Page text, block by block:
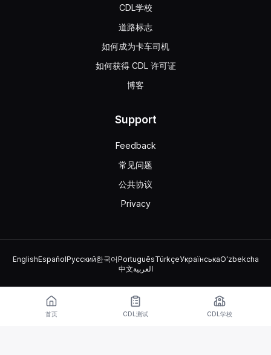
CDL学校
道路标志
如何成为卡车司机
如何获得 CDL 许可证
博客
Support
Feedback
常见问题
公共协议
Privacy
EnglishEspañolРусский한국어PortuguêsTürkçeУкраїнськаOʻzbekcha
中文العربية
© 2026 TruckDriver.help LLC
该平台归公司所有，与政府组织无关。
首页 CDL测试 CDL学校